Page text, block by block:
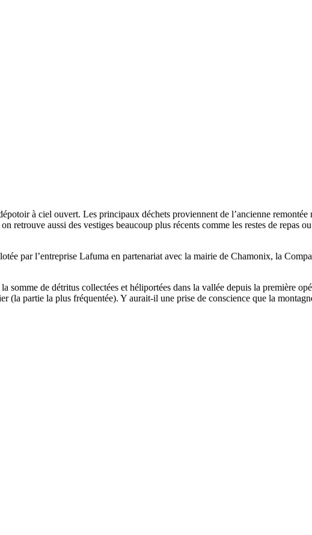
à ciel ouvert. Les principaux déchets proviennent de l’ancienne remontée
aussi des vestiges beaucoup plus récents comme les restes de repas
par l’entreprise Lafuma en partenariat avec la mairie de Chamonix, la
somme de détritus collectées et héliportées dans la vallée depuis la première
partie la plus fréquentée). Y aurait-il une prise de conscience que la